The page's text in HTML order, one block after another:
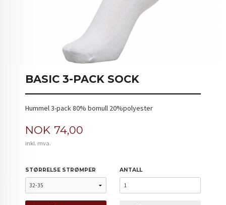
BASIC 3-PACK SOCK
Hummel 3-pack 80% bomull 20%polyester
Pris
NOK 74,00
inkl. mva.
STØRRELSE STRØMPER ANTALL